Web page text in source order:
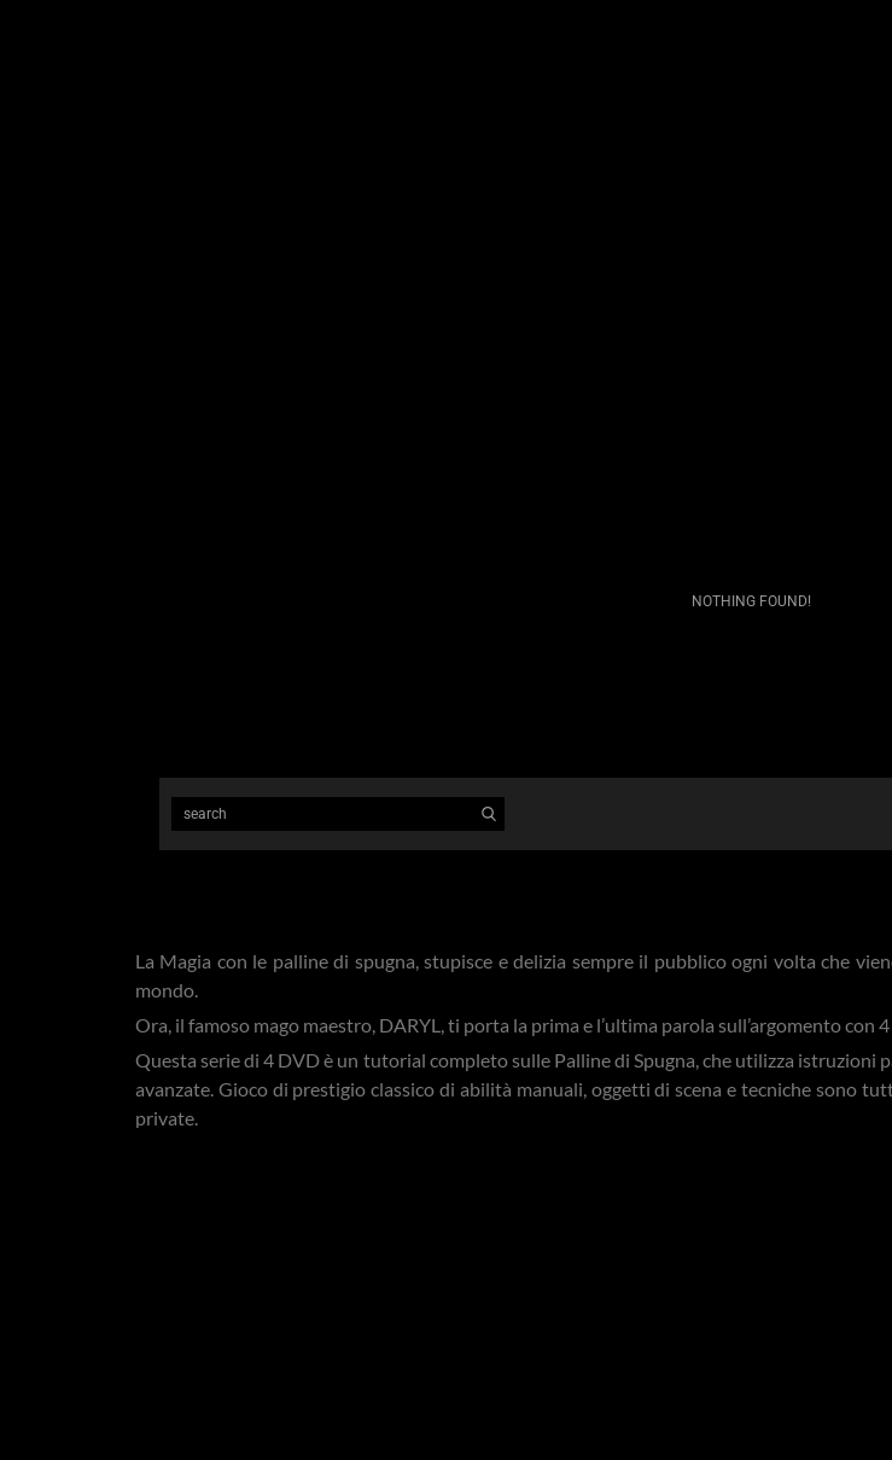
NOTHING FOUND!
La Magia con le palline di spugna, stupisce e delizia sempre il pubblico ogni volta che
mondo.
Ora, il famoso mago maestro, DARYL, ti porta la prima e l’ultima parola sull’argomento con
Questa serie di 4 DVD è un tutorial completo sulle Palline di Spugna, che utilizza
avanzate. Gioco di prestigio classico di abilità manuali, oggetti di scena e tecniche sono
private.